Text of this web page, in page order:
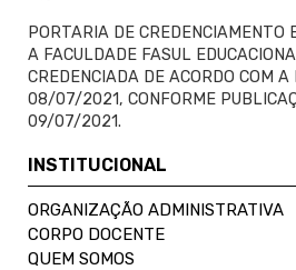
PORTARIA DE CREDENCIAMENTO
A FACULDADE FASUL
CREDENCIADA DE ACORDO COM
08/07/2021, CONFORME
09/07/2021.
INSTITUCIONAL
ORGANIZAÇÃO ADMINISTRATIVA
CORPO DOCENTE
QUEM SOMOS